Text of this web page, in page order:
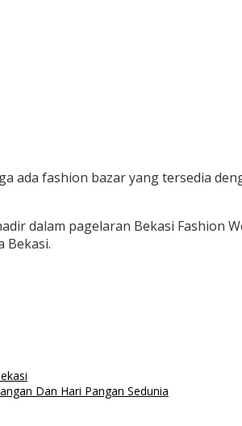
ada fashion bazar yang tersedia
dalam pagelaran Bekasi Fashion
Bekasi.
Dan Hari Pangan Sedunia